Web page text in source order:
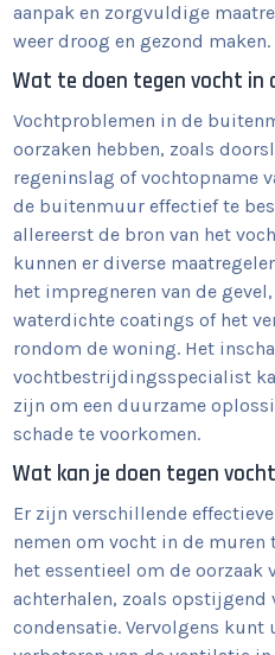
aanpak en zorgvuldige
weer droog en gezond maken.
Wat te doen tegen vocht in
Vochtproblemen in de
oorzaken hebben, zoals
regeninslag of vochtopname
de buitenmuur effectief te
allereerst de bron van het
kunnen er diverse
het impregneren van de
waterdichte coatings of het
rondom de woning. Het
vochtbestrijdingsspecialist
zijn om een duurzame
schade te voorkomen.
Wat kan je doen tegen
Er zijn verschillende
nemen om vocht in de muren
het essentieel om de oorzaak
achterhalen, zoals
condensatie. Vervolgens kunt